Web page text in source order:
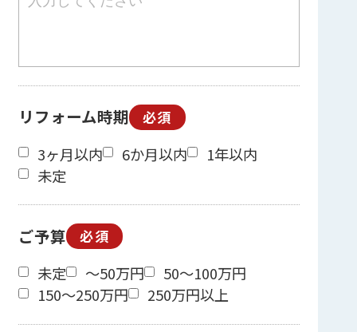
リフォーム時期 必須
3ヶ月以内 6か月以内
1年以内
未定
ご予算 必須
未定 ～50万円
50～100万円
150～250万円
250万円以上